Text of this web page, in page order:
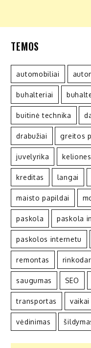
TEMOS
automobiliai
buhalteriai
buitinė technika
drabužiai greitos
juvelyrika keliones
kreditas langai
maisto papildai
paskola paskola
paskolos internetu
remontas
saugumas SEO
transportas vaikai
vėdinimas